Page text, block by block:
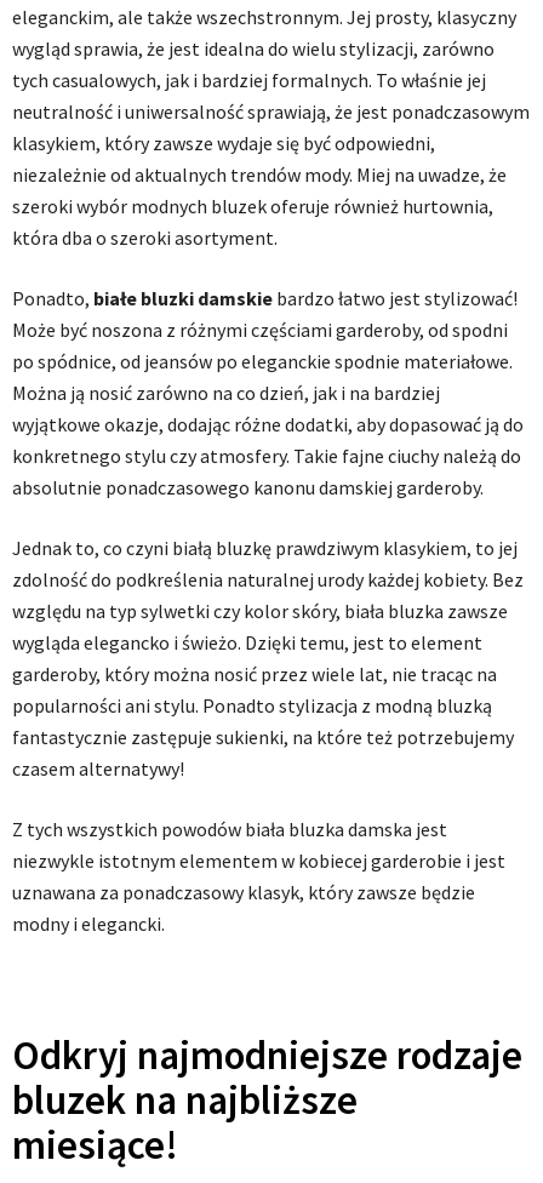
eleganckim, ale także wszechstronnym. Jej prosty, klasyczny
wygląd sprawia, że jest idealna do wielu stylizacji, zarówno
tych casualowych, jak i bardziej formalnych. To właśnie jej
neutralność i uniwersalność sprawiają, że jest ponadczasowym
klasykiem, który zawsze wydaje się być odpowiedni,
niezależnie od aktualnych trendów mody. Miej na uwadze, że
szeroki wybór modnych bluzek oferuje również hurtownia,
która dba o szeroki asortyment.
Ponadto, białe bluzki damskie bardzo łatwo jest stylizować!
Może być noszona z różnymi częściami garderoby, od spodni
po spódnice, od jeansów po eleganckie spodnie materiałowe.
Można ją nosić zarówno na co dzień, jak i na bardziej
wyjątkowe okazje, dodając różne dodatki, aby dopasować ją do
konkretnego stylu czy atmosfery. Takie fajne ciuchy należą do
absolutnie ponadczasowego kanonu damskiej garderoby.
Jednak to, co czyni białą bluzkę prawdziwym klasykiem, to jej
zdolność do podkreślenia naturalnej urody każdej kobiety. Bez
względu na typ sylwetki czy kolor skóry, biała bluzka zawsze
wygląda elegancko i świeżo. Dzięki temu, jest to element
garderoby, który można nosić przez wiele lat, nie tracąc na
popularności ani stylu. Ponadto stylizacja z modną bluzką
fantastycznie zastępuje sukienki, na które też potrzebujemy
czasem alternatywy!
Z tych wszystkich powodów biała bluzka damska jest
niezwykle istotnym elementem w kobiecej garderobie i jest
uznawana za ponadczasowy klasyk, który zawsze będzie
modny i elegancki.
Odkryj najmodniejsze rodzaje
bluzek na najbliższe
miesiące!